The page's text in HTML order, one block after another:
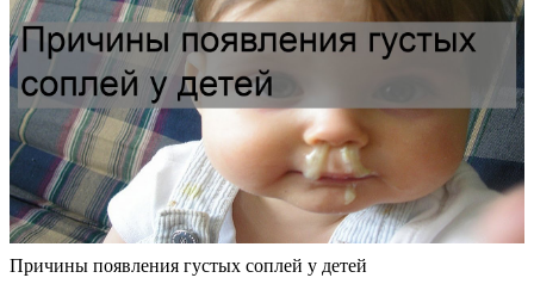
Причины появления густых соплей у детей